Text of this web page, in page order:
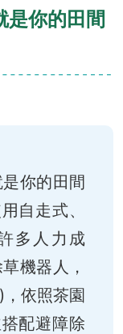
是你的田間
你的田間
自走式、
多人力成
機器人，
依照茶園
配避障除